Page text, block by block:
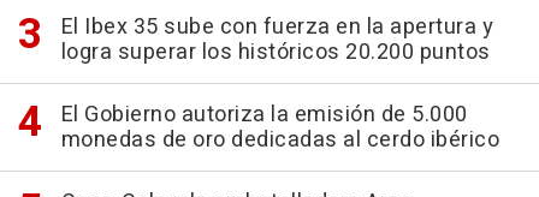
El Ibex 35 sube con fuerza en la apertura y
logra superar los históricos 20.200 puntos
El Gobierno autoriza la emisión de 5.000
monedas de oro dedicadas al cerdo ibérico